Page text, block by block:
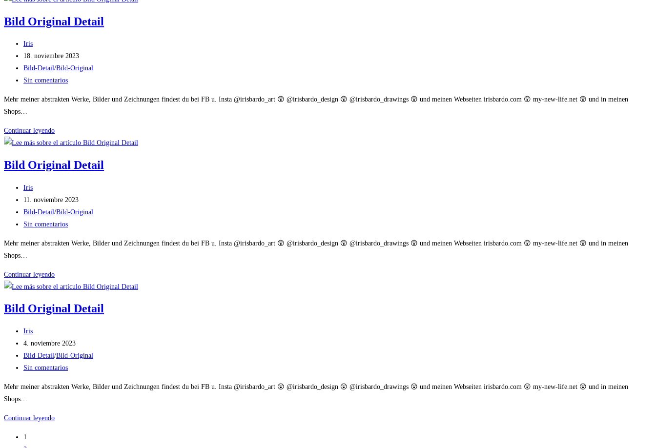
Bild Original Detail
Autor
de
la
entrada:
Iris
Publicación
de
la
18. noviembre 2023
Categoría
de
Bild-Detail/Bild-Original
Comentarios
Sin comentarios
Mehr meiner abstrakten Werke, Bilder und Zeichnungen findest du bei FB u. Insta @irisbardo_art 😲 @irisbardo_design 😲 @irisbardo_drawings 😲 und meinen Webseiten irisbardo.com 😲 my-new-life.net 😲 und in meinen
Shops…
Continuar leyendoBild
Original
Bild Original Detail
Autor
de
la
entrada:
Iris
Publicación
de
la
11. noviembre 2023
Categoría
de
entrada:
Bild-Detail/Bild-Original
Comentarios
la
entrada:
Sin comentarios
Mehr meiner abstrakten Werke, Bilder und Zeichnungen findest du bei FB u. Insta @irisbardo_art 😲 @irisbardo_design 😲 @irisbardo_drawings 😲 und meinen Webseiten irisbardo.com 😲 my-new-life.net 😲 und in meinen
Shops…
Continuar leyendoBild
Original
Bild Original Detail
Autor
de
la
entrada:
Iris
Publicación
de
la
4. noviembre 2023
Categoría
de
Bild-Detail/Bild-Original
Comentarios
Sin comentarios
Mehr meiner abstrakten Werke, Bilder und Zeichnungen findest du bei FB u. Insta @irisbardo_art 😲 @irisbardo_design 😲 @irisbardo_drawings 😲 und meinen Webseiten irisbardo.com 😲 my-new-life.net 😲 und in meinen
Shops…
Continuar leyendoBild
1